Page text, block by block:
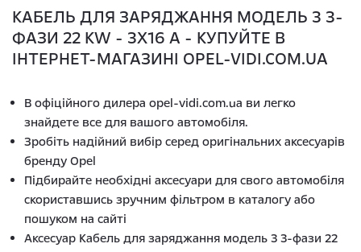
КАБЕЛЬ ДЛЯ ЗАРЯДЖАННЯ МОДЕЛЬ 3 3-
ФАЗИ 22 KW - 3X16 A - КУПУЙТЕ В
ІНТЕРНЕТ-МАГАЗИНІ OPEL-VIDI.COM.UA
В офіційного дилера opel-vidi.com.ua ви легко
знайдете все для вашого автомобіля.
Зробіть надійний вибір серед оригінальних аксесуарів
бренду Opel
Підбирайте необхідні аксесуари для свого автомобіля
скориставшись зручним фільтром в каталогу або
пошуком на сайті
Аксесуар Кабель для заряджання модель 3 3-фази 22